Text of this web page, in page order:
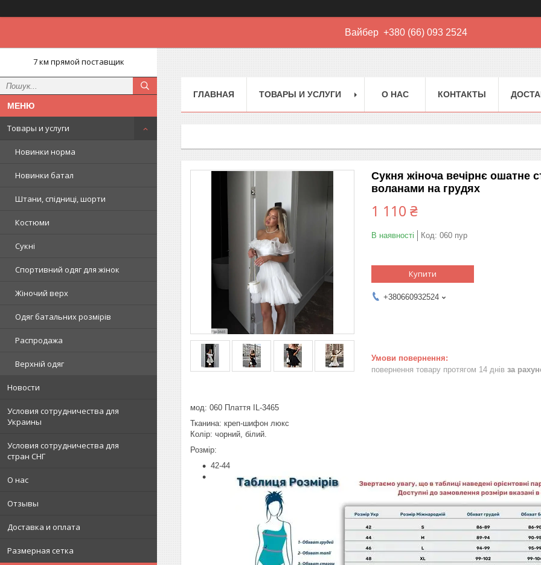
Вайбер +380 (66) 093 2524
7 км прямой поставщик
Товары и услуги
Новинки норма
Новинки батал
Штани, спідниці, шорти
Костюми
Сукні
Спортивний одяг для жінок
Жіночий верх
Одяг батальних розмірів
Распродажа
Верхній одяг
Новости
Условия сотрудничества для
Украины
Условия сотрудничества для
стран СНГ
О нас
Отзывы
Доставка и оплата
Размерная сетка
ГЛАВНАЯ ТОВАРЫ И УСЛУГИ О НАС КОНТАКТЫ
Сукня жіноча вечірнє ошатне
воланами на грудях
1 110 ₴
В наявності Код: 060 пур
Купити
+380660932524
повернення товару протягом 14 днів за
мод: 060 Плаття IL-3465
Тканина: креп-шифон люкс
Колір: чорний, білий.
Розмір:
42-44